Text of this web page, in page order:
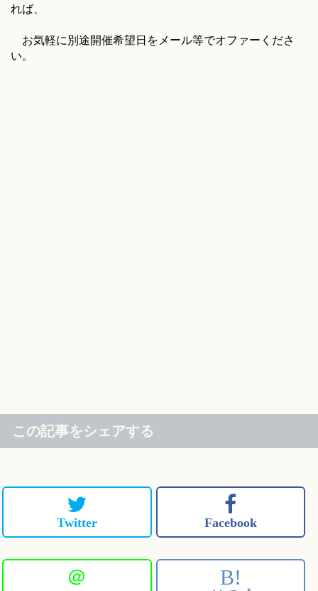
れば、
お気軽に別途開催希望日をメール等でオファーくださ
い。
この記事をシェアする
Twitter Facebook
＠ B!